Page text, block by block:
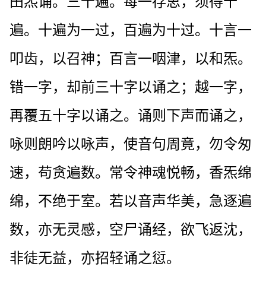
遍。十遍为一过，百遍为十过。十言一
叩齿，以召神；百言一咽津，以和炁。
错一字，却前三十字以诵之；越一字，
再覆五十字以诵之。诵则下声而诵之，
咏则朗吟以咏声，使音句周竟，勿令匆
速，苟贪遍数。常令神魂悦畅，香炁绵
绵，不绝于室。若以音声华美，急逐遍
数，亦无灵感，空尸诵经，欲飞返沈，
非徒无益，亦招轻诵之愆。